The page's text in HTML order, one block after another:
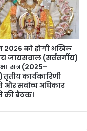
2026 को होगी अखिल
जायसवाल (सर्ववर्गीय)
सत्र (2025–
कार्यकारिणी
और सर्वोच्च अधिकार
की बैठक।